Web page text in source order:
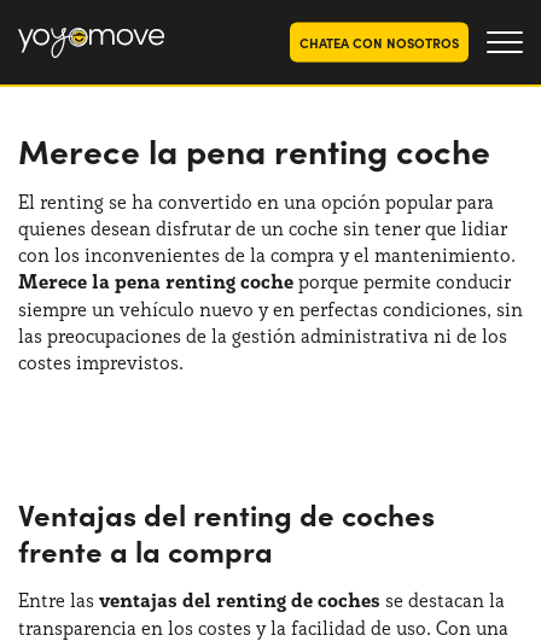
CHATEA CON NOSOTROS
OFERTAS RENTING COCHES
Particulares
Autónomos y Empresas
OFERTAS RENTING
SEGUNDA MANO
RENTING COCHES POR MESES
YoyoNow
QUIENES SOMOS
Nuestra historia
CÓMO FUNCIONA
ELIGE UN PAÍS
¿Necesitas ayuda? +34672028071
Merece la pena renting coche
El renting se ha convertido en una opción popular para
quienes desean disfrutar de un coche sin tener que lidiar
con los inconvenientes de la compra y el mantenimiento.
Merece la pena renting coche porque permite conducir
siempre un vehículo nuevo y en perfectas condiciones, sin
las preocupaciones de la gestión administrativa ni de los
costes imprevistos.
Ventajas del renting de coches
frente a la compra
Entre las ventajas del renting de coches se destacan la
transparencia en los costes y la facilidad de uso. Con una